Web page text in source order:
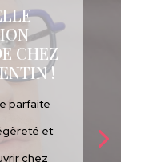
CHEZ
!
parfaite
et
chez